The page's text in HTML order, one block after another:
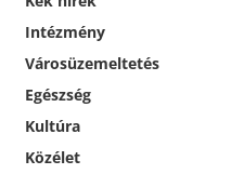
Intézmény
Városüzemeltetés
Egészség
Kultúra
Közélet